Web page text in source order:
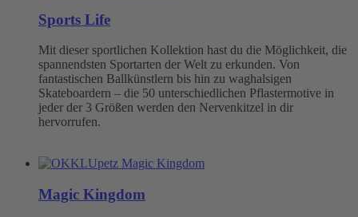
Sports Life
Mit dieser sportlichen Kollektion hast du die Möglichkeit, die
spannendsten Sportarten der Welt zu erkunden. Von
fantastischen Ballkünstlern bis hin zu waghalsigen
Skateboardern – die 50 unterschiedlichen Pflastermotive in
jeder der 3 Größen werden den Nervenkitzel in dir
hervorrufen.
Magic Kingdom